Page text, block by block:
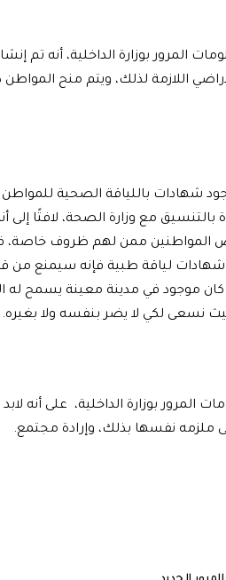
المرور بوزارة الداخلية، أنه تم
اللازمة لذلك، ويتم منح
شهادات باللياقة الصحية
مع وزارة الصحة، لافتًا إلى
المواطنين ممن لهم ظروف خاصة،
لياقة طبية فإنه سيمنع من
كان موجود في مدينة معينة يسمح له
نسعى لكي لا يضر بنفسه ولا بغيره.
بوزارة الداخلية، على أنه لابد
ملزمه نفسها بذلك، وإرادة مجتمع.